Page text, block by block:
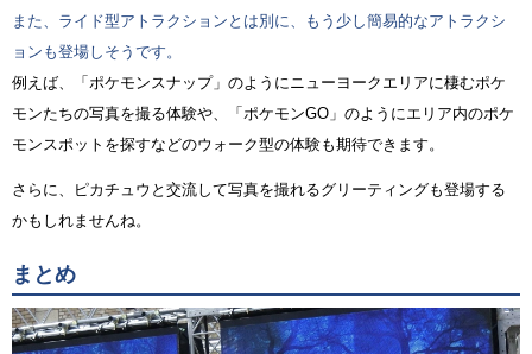
また、ライド型アトラクションとは別に、もう少し簡易的なアトラクシ
ョンも登場しそうです。
例えば、「ポケモンスナップ」のようにニューヨークエリアに棲むポケ
モンたちの写真を撮る体験や、「ポケモンGO」のようにエリア内のポケ
モンスポットを探すなどのウォーク型の体験も期待できます。
さらに、ピカチュウと交流して写真を撮れるグリーティングも登場する
かもしれませんね。
まとめ